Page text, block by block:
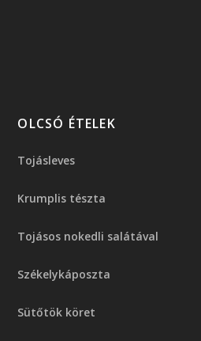
OLCSÓ ÉTELEK
Tojásleves
Krumplis tészta
Tojásos nokedli salátával
Székelykáposzta
Sütőtök köret